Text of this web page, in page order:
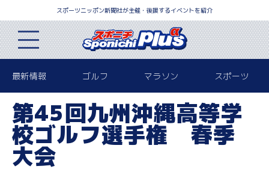
スポーツニッポン新聞社が主催・後援するイベントを紹介
最新情報 ゴルフ マラソン スポーツ
第45回九州沖縄高等学
校ゴルフ選手権 春季
大会